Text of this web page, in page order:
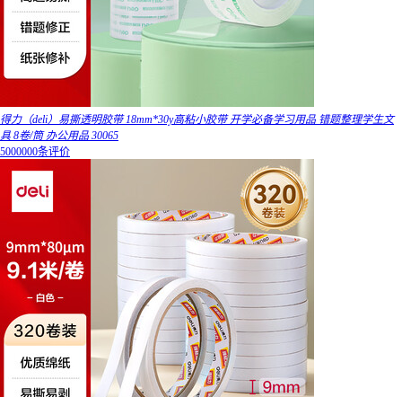
得力（deli）易撕透明胶带 18mm*30y高粘小胶带 开学必备学习用品 错题整理学生文
具 8卷/筒 办公用品 30065
5000000条评价